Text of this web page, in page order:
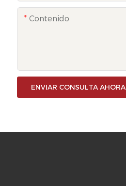
Contenido
ENVIAR CONSULTA AHORA